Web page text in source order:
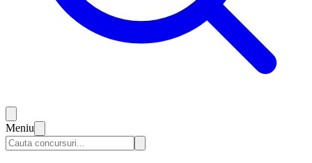
Meniu